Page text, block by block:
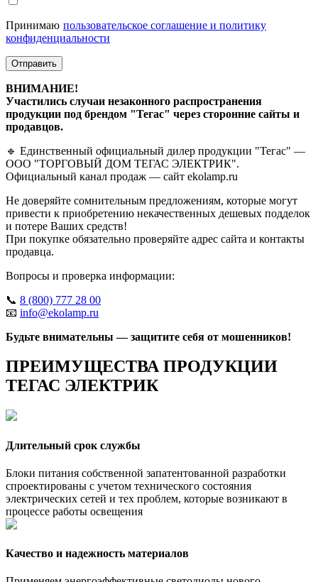
Принимаю пользовательское соглашение и политику
конфиденциальности
Отправить
ВНИМАНИЕ!
Участились случаи незаконного распространения
продукции под брендом "Тегас" через сторонние сайты и
продавцов.
🔹 Единственный официальный дилер продукции "Тегас" —
ООО "ТОРГОВЫЙ ДОМ ТЕГАС ЭЛЕКТРИК".
Официальный канал продаж — сайт ekolamp.ru
Не доверяйте сомнительным предложениям, которые могут
привести к приобретению некачественных дешевых подделок
и потере Ваших средств!
При покупке обязательно проверяйте адрес сайта и контакты
продавца.
Вопросы и проверка информации:
📞 8 (800) 777 28 00
📧 info@ekolamp.ru
Будьте внимательны — защитите себя от мошенников!
ПРЕИМУЩЕСТВА ПРОДУКЦИИ
ТЕГАС ЭЛЕКТРИК
Длительный срок службы
Блоки питания собственной запатентованной разработки
спроектированы с учетом технического состояния
электрических сетей и тех проблем, которые возникают в
процессе работы освещения
Качество и надежность материалов